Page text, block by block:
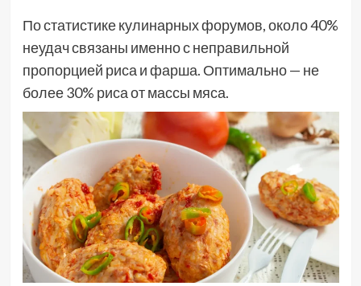
По статистике кулинарных форумов, около 40%
неудач связаны именно с неправильной
пропорцией риса и фарша. Оптимально — не
более 30% риса от массы мяса.